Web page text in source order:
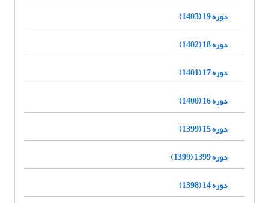
دوره 19 (1403)
دوره 18 (1402)
دوره 17 (1401)
دوره 16 (1400)
دوره 15 (1399)
دوره 1399 (1399)
دوره 14 (1398)